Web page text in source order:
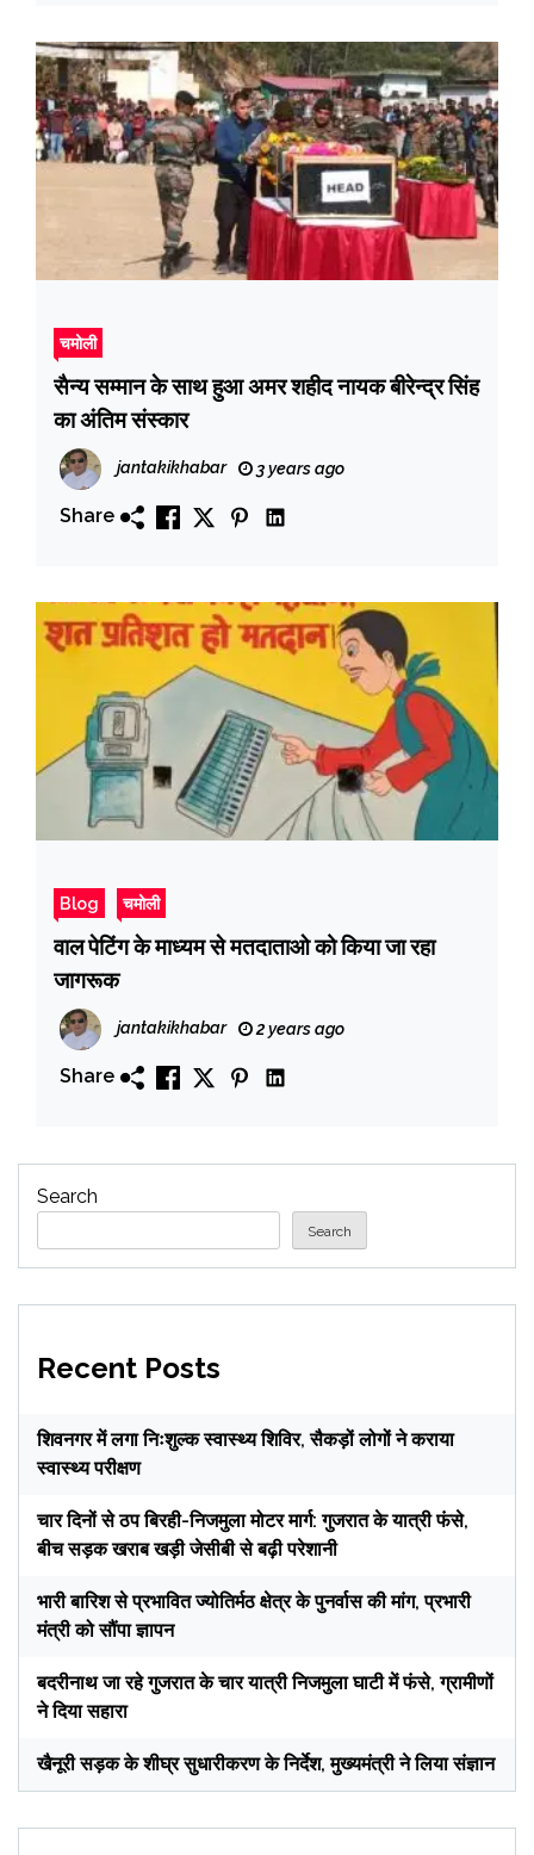
चमोली
सैन्य सम्मान के साथ हुआ अमर शहीद नायक बीरेन्द्र सिंह
का अंतिम संस्कार
jantakikhabar 3 years ago
Share
Blog चमोली
वाल पेटिंग के माध्यम से मतदाताओ को किया जा रहा
जागरूक
jantakikhabar 2 years ago
Share
Search
Search
Recent Posts
शिवनगर में लगा निःशुल्क स्वास्थ्य शिविर, सैकड़ों लोगों ने कराया
स्वास्थ्य परीक्षण
चार दिनों से ठप बिरही-निजमुला मोटर मार्ग: गुजरात के यात्री फंसे,
बीच सड़क खराब खड़ी जेसीबी से बढ़ी परेशानी
भारी बारिश से प्रभावित ज्योतिर्मठ क्षेत्र के पुनर्वास की मांग, प्रभारी
मंत्री को सौंपा ज्ञापन
बदरीनाथ जा रहे गुजरात के चार यात्री निजमुला घाटी में फंसे, ग्रामीणों
ने दिया सहारा
खैनूरी सड़क के शीघ्र सुधारीकरण के निर्देश, मुख्यमंत्री ने लिया संज्ञान